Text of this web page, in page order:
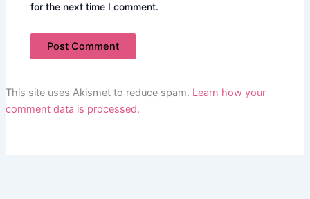
for the next time I comment.
This site uses Akismet to reduce spam. Learn how your
comment data is processed.